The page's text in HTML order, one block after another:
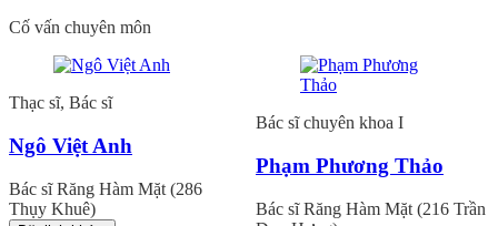
Cố vấn chuyên môn
Thạc sĩ, Bác sĩ
Ngô Việt Anh
Bác sĩ Răng Hàm Mặt (286
Thụy Khuê)
Bác sĩ chuyên khoa I
Phạm Phương Thảo
Bác sĩ Răng Hàm Mặt (216 Trần